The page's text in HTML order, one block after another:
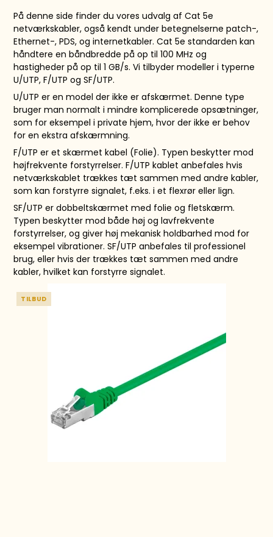
På denne side finder du vores udvalg af Cat 5e
netværkskabler, også kendt under betegnelserne patch-,
Ethernet-, PDS, og internetkabler. Cat 5e standarden kan
håndtere en båndbredde på op til 100 MHz og
hastigheder på op til 1 GB/s. Vi tilbyder modeller i typerne
U/UTP, F/UTP og SF/UTP.
U/UTP er en model der ikke er afskærmet. Denne type
bruger man normalt i mindre komplicerede opsætninger,
som for eksempel i private hjem, hvor der ikke er behov
for en ekstra afskærmning.
F/UTP er et skærmet kabel (Folie). Typen beskytter mod
højfrekvente forstyrrelser. F/UTP kablet anbefales hvis
netværkskablet trækkes tæt sammen med andre kabler,
som kan forstyrre signalet, f.eks. i et flexrør eller lign.
SF/UTP er dobbeltskærmet med folie og fletskærm.
Typen beskytter mod både høj og lavfrekvente
forstyrrelser, og giver høj mekanisk holdbarhed mod for
eksempel vibrationer. SF/UTP anbefales til professionel
brug, eller hvis der trækkes tæt sammen med andre
kabler, hvilket kan forstyrre signalet.
TILBUD